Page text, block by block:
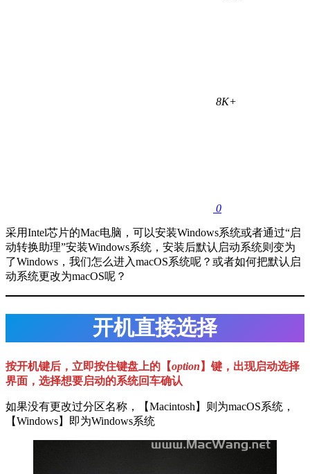
8K+
0
采用Intel芯片的Mac电脑，可以安装Windows系统或者通过“启
动转换助理”安装Windows系统，安装后默认启动系统则变为
了Windows，我们怎么进入macOS系统呢？或者如何把默认启
动系统更改为macOS呢？
开机直接选择
按开机键后，立即按住键盘上的【option 】键，出现启动选择
界面，选择想要启动的系统回车确认
如果没有更改过分区名称，【Macintosh】则为macOS系统，
【Windows】即为Windows系统